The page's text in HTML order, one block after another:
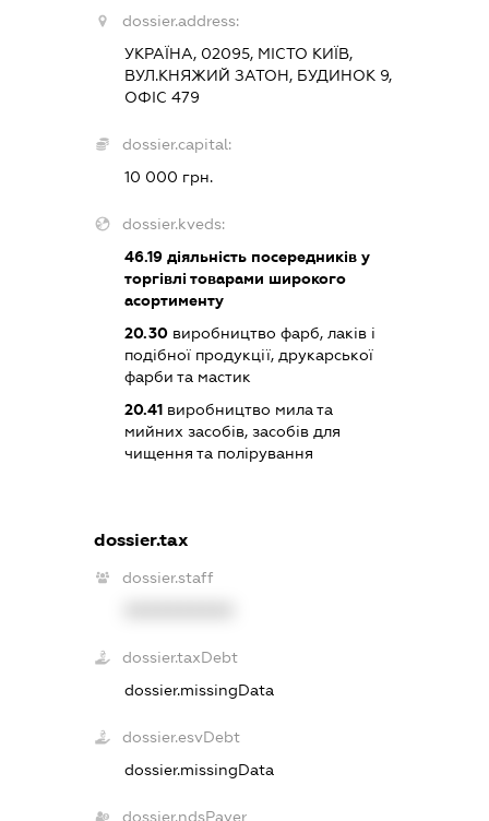
dossier.address:
УКРАЇНА, 02095, МІСТО КИЇВ,
ВУЛ.КНЯЖИЙ ЗАТОН, БУДИНОК 9,
ОФІС 479
dossier.capital:
10 000 грн.
dossier.kveds:
46.19 діяльність посередників у
торгівлі товарами широкого
асортименту
20.30 виробництво фарб, лаків і
подібної продукції, друкарської
фарби та мастик
20.41 виробництво мила та
мийних засобів, засобів для
чищення та полірування
dossier.tax
dossier.staff
dossier.taxDebt
dossier.missingData
dossier.esvDebt
dossier.missingData
dossier.ndsPayer